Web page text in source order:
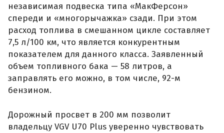
независимая подвеска типа «МакФерсон»
спереди и «многорычажка» сзади. При этом
расход топлива в смешанном цикле составляет
7,5 л/100 км, что является конкурентным
показателем для данного класса. Заявленный
объем топливного бака — 58 литров, а
заправлять его можно, в том числе, 92-м
бензином.
Дорожный просвет в 200 мм позволит
владельцу VGV U70 Plus уверенно чувствовать